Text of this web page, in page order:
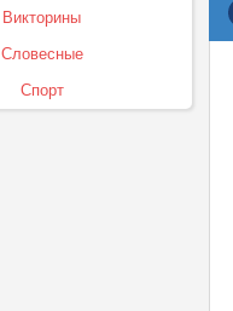
Викторины
Словесные
Спорт